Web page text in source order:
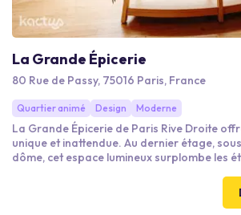
La Grande Épicerie
80 Rue de Passy, 75016 Paris, France
Quartier animé Design Moderne
La Grande Épicerie de Paris Rive Droite
unique et inattendue. Au dernier étage,
dôme, cet espace lumineux surplombe les
modulable, cet espace atypique surprend
Grands volumes, salles de sous-